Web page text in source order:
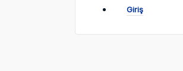
Giriş